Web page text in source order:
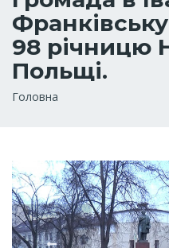
98 річницю
Польщі.
Рядок
Головна